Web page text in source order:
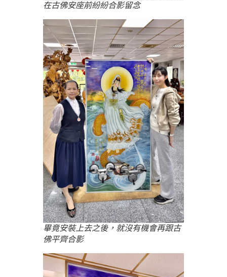
在古佛安座前紛紛合影留念
畢竟安裝上去之後，就沒有機會再跟古
佛平齊合影